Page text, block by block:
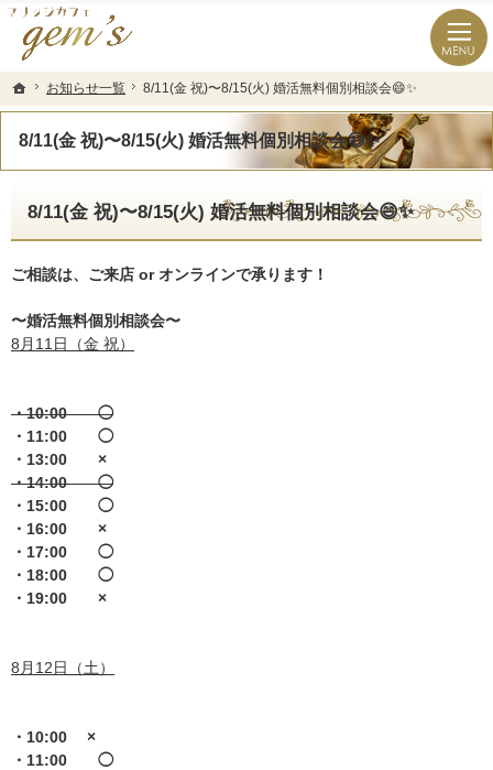
ホーム
お知らせ一覧 8/11(金 祝)〜8/15(火) 婚活無料個別相談会😄✨
8/11(金 祝)〜8/15(火) 婚活無料個別相談会😄✨
長崎県の婚活なら結婚相談所のマリッジカフェgem’ｓ（ジェムズ）
長崎県長崎市の結婚相談所マリッジカフェgem's(ジェムズ)
8/11(金 祝)〜8/15(火) 婚活無料個別相談会😄✨
ご相談は、ご来店 or オンラインで承ります！
〜婚活無料個別相談会〜
8月11日（金 祝）
・10:00 ◯
・11:00 ◯
・13:00 ×
・14:00 ◯
・15:00 ◯
・16:00 ×
・17:00 ◯
・18:00 ◯
・19:00 ×
8月12日（土）
・10:00 ×
・11:00 ◯
ホーム
お知らせ一覧 8/11(金 祝)〜8/15(火) 婚活無料個別相談会😄✨